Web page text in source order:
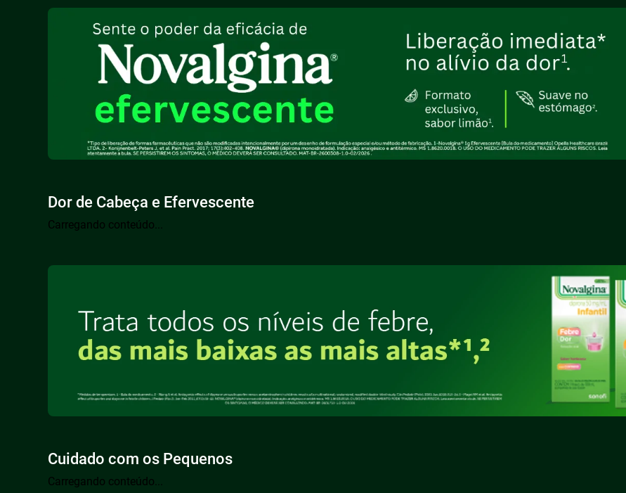
Dor de Cabeça e Efervescente
Carregando conteúdo...
Cuidado com os Pequenos
Carregando conteúdo...